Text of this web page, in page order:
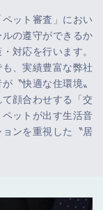
ット審査」におい
の遵守ができるか
対応を行います。
、実績豊富な弊社
〝快適な住環境〟
顔合わせする「交
ットが出す生活音
ンを重視した〝居